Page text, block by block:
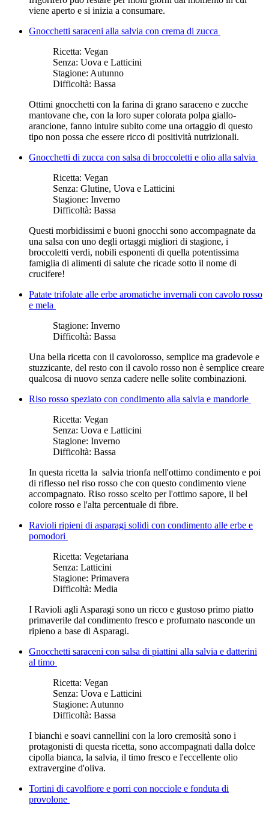
viene aperto e si inizia a consumare.
Gnocchetti saraceni alla salvia con crema di zucca
Ricetta: Vegan
Senza: Uova e Latticini
Stagione: Autunno
Difficoltà: Bassa
Ottimi gnocchetti con la farina di grano saraceno e zucche
mantovane che, con la loro super colorata polpa giallo-
arancione, fanno intuire subito come una ortaggio di questo
tipo non possa che essere ricco di positività nutrizionali.
Gnocchetti di zucca con salsa di broccoletti e olio alla salvia
Ricetta: Vegan
Senza: Glutine, Uova e Latticini
Stagione: Inverno
Difficoltà: Bassa
Questi morbidissimi e buoni gnocchi sono accompagnate da
una salsa con uno degli ortaggi migliori di stagione, i
broccoletti verdi, nobili esponenti di quella potentissima
famiglia di alimenti di salute che ricade sotto il nome di
crucifere!
Patate trifolate alle erbe aromatiche invernali con cavolo rosso
e mela
Stagione: Inverno
Difficoltà: Bassa
Una bella ricetta con il cavolorosso, semplice ma gradevole e
stuzzicante, del resto con il cavolo rosso non è semplice creare
qualcosa di nuovo senza cadere nelle solite combinazioni.
Riso rosso speziato con condimento alla salvia e mandorle
Ricetta: Vegan
Senza: Uova e Latticini
Stagione: Inverno
Difficoltà: Bassa
In questa ricetta la salvia trionfa nell'ottimo condimento e poi
di riflesso nel riso rosso che con questo condimento viene
accompagnato. Riso rosso scelto per l'ottimo sapore, il bel
colore rosso e l'alta percentuale di fibre.
Ravioli ripieni di asparagi solidi con condimento alle erbe e
pomodori
Ricetta: Vegetariana
Senza: Latticini
Stagione: Primavera
Difficoltà: Media
I Ravioli agli Asparagi sono un ricco e gustoso primo piatto
primaverile dal condimento fresco e profumato nasconde un
ripieno a base di Asparagi.
Gnocchetti saraceni con salsa di piattini alla salvia e datterini
al timo
Ricetta: Vegan
Senza: Uova e Latticini
Stagione: Autunno
Difficoltà: Bassa
I bianchi e soavi cannellini con la loro cremosità sono i
protagonisti di questa ricetta, sono accompagnati dalla dolce
cipolla bianca, la salvia, il timo fresco e l'eccellente olio
extravergine d'oliva.
Tortini di cavolfiore e porri con nocciole e fonduta di
provolone